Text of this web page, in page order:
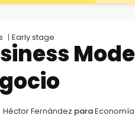
| Early stage
Héctor Fernández paraEconomía